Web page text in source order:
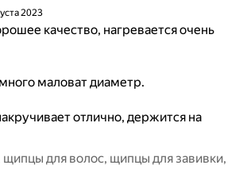
2023
качество, нагревается очень
маловат диаметр.
отлично, держится на
для волос, щипцы для завивки,